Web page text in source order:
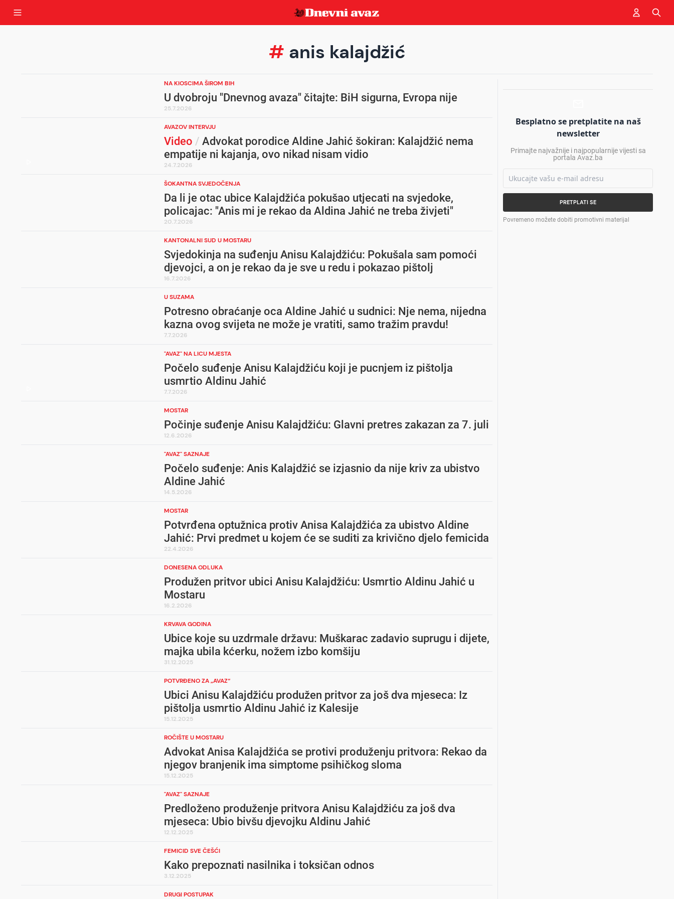
# anis kalajdžić
NA KIOSCIMA ŠIROM BIH
U dvobroju "Dnevnog avaza" čitajte: BiH sigurna, Evropa nije
25.7.2026
AVAZOV INTERVJU
Video / Advokat porodice Aldine Jahić šokiran: Kalajdžić nema
empatije ni kajanja, ovo nikad nisam vidio
24.7.2026
ŠOKANTNA SVJEDOČENJA
Da li je otac ubice Kalajdžića pokušao utjecati na svjedoke,
policajac: "Anis mi je rekao da Aldina Jahić ne treba živjeti"
20.7.2026
KANTONALNI SUD U MOSTARU
Svjedokinja na suđenju Anisu Kalajdžiću: Pokušala sam pomoći
djevojci, a on je rekao da je sve u redu i pokazao pištolj
16.7.2026
U SUZAMA
Potresno obraćanje oca Aldine Jahić u sudnici: Nje nema, nijedna
kazna ovog svijeta ne može je vratiti, samo tražim pravdu!
7.7.2026
"AVAZ" NA LICU MJESTA
Počelo suđenje Anisu Kalajdžiću koji je pucnjem iz pištolja
usmrtio Aldinu Jahić
7.7.2026
MOSTAR
Počinje suđenje Anisu Kalajdžiću: Glavni pretres zakazan za 7. juli
12.6.2026
"AVAZ" SAZNAJE
Počelo suđenje: Anis Kalajdžić se izjasnio da nije kriv za ubistvo
Aldine Jahić
14.5.2026
MOSTAR
Potvrđena optužnica protiv Anisa Kalajdžića za ubistvo Aldine
Jahić: Prvi predmet u kojem će se suditi za krivično djelo femicida
22.4.2026
DONESENA ODLUKA
Produžen pritvor ubici Anisu Kalajdžiću: Usmrtio Aldinu Jahić u
Mostaru
16.2.2026
KRVAVA GODINA
Ubice koje su uzdrmale državu: Muškarac zadavio suprugu i dijete,
majka ubila kćerku, nožem izbo komšiju
31.12.2025
POTVRĐENO ZA „AVAZ“
Ubici Anisu Kalajdžiću produžen pritvor za još dva mjeseca: Iz
pištolja usmrtio Aldinu Jahić iz Kalesije
15.12.2025
ROČIŠTE U MOSTARU
Advokat Anisa Kalajdžića se protivi produženju pritvora: Rekao da
njegov branjenik ima simptome psihičkog sloma
15.12.2025
"AVAZ" SAZNAJE
Predloženo produženje pritvora Anisu Kalajdžiću za još dva
mjeseca: Ubio bivšu djevojku Aldinu Jahić
12.12.2025
FEMICID SVE ČEŠĆI
Kako prepoznati nasilnika i toksičan odnos
3.12.2025
DRUGI POSTUPAK
Besplatno se pretplatite na naš
newsletter
Primajte najvažnije i najpopularnije vijesti sa
portala Avaz.ba
PRETPLATI SE
Povremeno možete dobiti promotivni materijal